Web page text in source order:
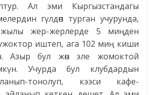
Ал эми Кыргызстандагы
гүлдөп турган учурунда,
жылы жер-жерлерде 5 миңден
иштеп, ага 102 миң киши
Азыр бул жөн эле жомоктой
Учурда бул клубдардын
тонолуп, кээси кафе-